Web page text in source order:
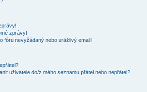
zprávy!
fóru nevyžádaný nebo urážlivý email!
uživatele do/z mého seznamu přátel nebo nepřátel?